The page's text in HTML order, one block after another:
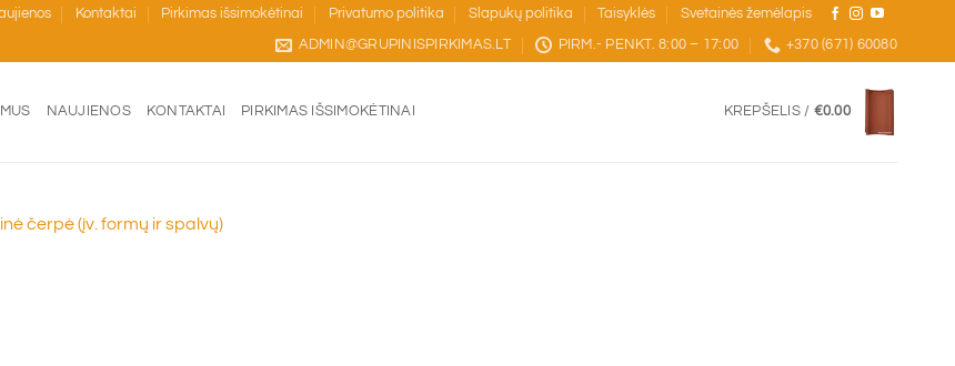
Kontaktai Pirkimas išsimokėtinai Privatumo politika Slapukų politika Taisyklės Svetainės žemėlapis
ADMIN@GRUPINISPIRKIMAS.LT PIRM.- PENKT. 8:00 – 17:00 +370 (671) 60080
NAUJIENOS KONTAKTAI PIRKIMAS IŠSIMOKĖTINAI KREPŠELIS / €0.00
čerpė (įv. formų ir spalvų)